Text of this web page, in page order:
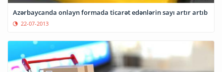
Azərbaycanda onlayn formada ticarət edənlərin sayı artır artıb
22-07-2013